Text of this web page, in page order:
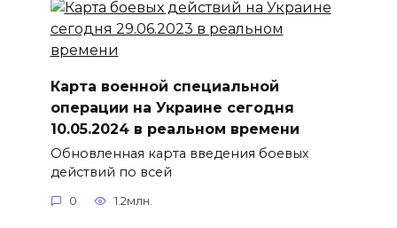
Карта военной специальной
операции на Украине сегодня
10.05.2024 в реальном времени
Обновленная карта введения боевых
действий по всей
0 1.2млн.